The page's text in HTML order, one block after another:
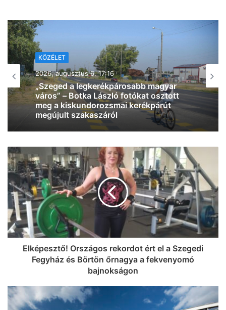
KÖZÉLET
2026, augusztus 6. 12:28
Kiderült, mikor választ új köztársasági
elnököt az Országgyűlés
KÖZÉLET
2026, augusztus 6. 09:54
Átfogó energiafejlesztési tervet
és geotermikus beruházásokat
indítanak el, és bővítik az energiatároló
kapacitásokat
Elképesztő! Országos rekordot ért el a Szegedi
Fegyház és Börtön őrnagya a fekvenyomó
bajnokságon